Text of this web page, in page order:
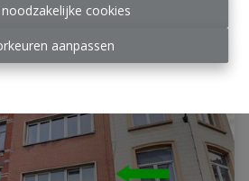
cookies
aanpassen
m²